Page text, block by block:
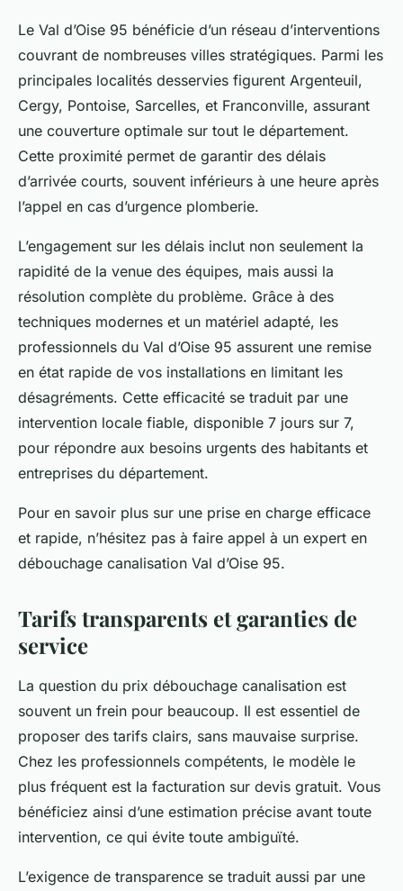
Le Val d’Oise 95 bénéficie d’un réseau d’interventions
couvrant de nombreuses villes stratégiques. Parmi les
principales localités desservies figurent Argenteuil,
Cergy, Pontoise, Sarcelles, et Franconville, assurant
une couverture optimale sur tout le département.
Cette proximité permet de garantir des délais
d’arrivée courts, souvent inférieurs à une heure après
l’appel en cas d’urgence plomberie.
L’engagement sur les délais inclut non seulement la
rapidité de la venue des équipes, mais aussi la
résolution complète du problème. Grâce à des
techniques modernes et un matériel adapté, les
professionnels du Val d’Oise 95 assurent une remise
en état rapide de vos installations en limitant les
désagréments. Cette efficacité se traduit par une
intervention locale fiable, disponible 7 jours sur 7,
pour répondre aux besoins urgents des habitants et
entreprises du département.
Pour en savoir plus sur une prise en charge efficace
et rapide, n’hésitez pas à faire appel à un expert en
débouchage canalisation Val d’Oise 95.
Tarifs transparents et garanties de
service
La question du prix débouchage canalisation est
souvent un frein pour beaucoup. Il est essentiel de
proposer des tarifs clairs, sans mauvaise surprise.
Chez les professionnels compétents, le modèle le
plus fréquent est la facturation sur devis gratuit. Vous
bénéficiez ainsi d’une estimation précise avant toute
intervention, ce qui évite toute ambiguïté.
L’exigence de transparence se traduit aussi par une